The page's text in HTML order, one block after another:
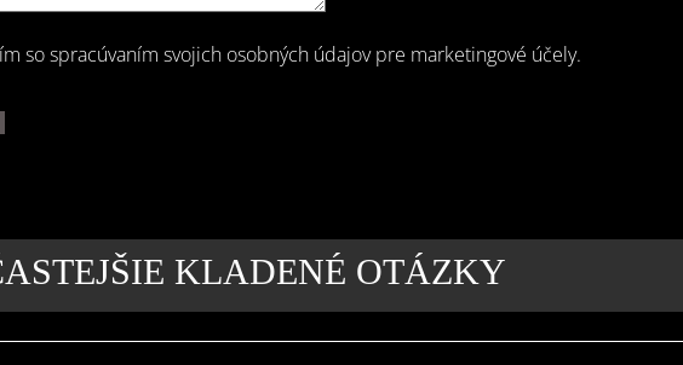
so spracúvaním svojich osobných údajov pre marketingové účely.
KLADENÉ OTÁZKY